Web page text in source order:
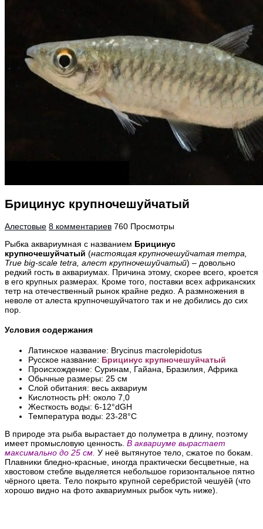
Брицинус крупночешуйчатый
Алестовые 8 комментариев 760 Просмотры
Рыбка аквариумная с названием Брицинус
крупночешуйчатый (настоящая крупночешуйчатая тетра,
True big-scale tetra, алест крупночешуйчатый) – довольно
редкий гость в аквариумах. Причина этому, скорее всего, кроется
в его крупных размерах. Кроме того, поставки всех африканских
тетр на отечественный рынок крайне редко. А размножения в
неволе от алеста крупночешуйчатого так и не добились до сих
пор.
Условия содержания
Латинское название: Brycinus macrolepidotus
Русское название: Брицинус крупночешуйчатый
Происхождение: Суринам, Гайана, Бразилия, Африка
Обычные размеры: 25 см
Слой обитания: весь аквариум
Кислотность pH: около 7,0
Жесткость воды: 6-12°dGH
Температура воды: 23-28°С
В природе эта рыба вырастает до полуметра в длину, поэтому
имеет промысловую ценность. В аквариуме вырастает
максимально до 25 см. У неё вытянутое тело, сжатое по бокам.
Плавники бледно-красные, иногда практически бесцветные, на
хвостовом стебле выделяется небольшое горизонтальное пятно
чёрного цвета. Тело покрыто крупной серебристой чешуёй (что
хорошо видно на фото аквариумных рыбок чуть ниже).